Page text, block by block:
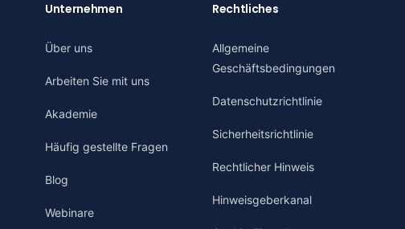
Unternehmen
Über uns
Arbeiten Sie mit uns
Akademie
Häufig gestellte Fragen
Blog
Webinare
Rechtliches
Allgemeine
Geschäftsbedingungen
Datenschutzrichtlinie
Sicherheitsrichtlinie
Rechtlicher Hinweis
Hinweisgeberkanal